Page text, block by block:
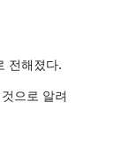
전해졌다.
으로 알려